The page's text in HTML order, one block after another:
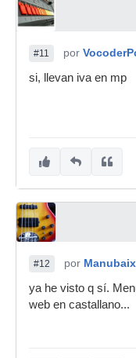
#11 por
si, llevan iva en mp
#12 por
ya he visto q sí.
web en castallano...